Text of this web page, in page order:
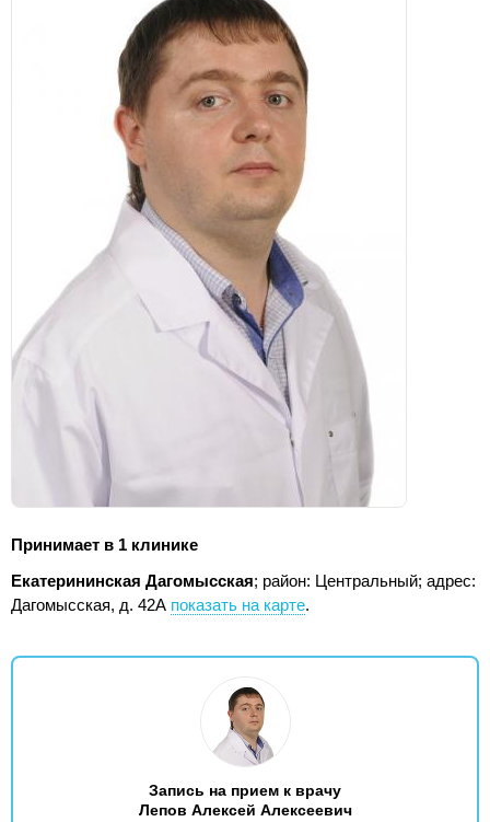
Принимает в 1 клинике
Екатерининская Дагомысская; район: Центральный; адрес:
Дагомысская, д. 42А показать на карте.
Запись на прием к врачу
Лепов Алексей Алексеевич